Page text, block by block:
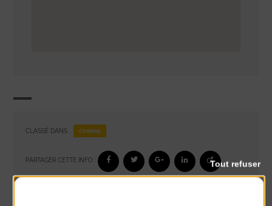
CLASSÉ DANS : cinéma
PARTAGER CETTE INFO : Tout refuser